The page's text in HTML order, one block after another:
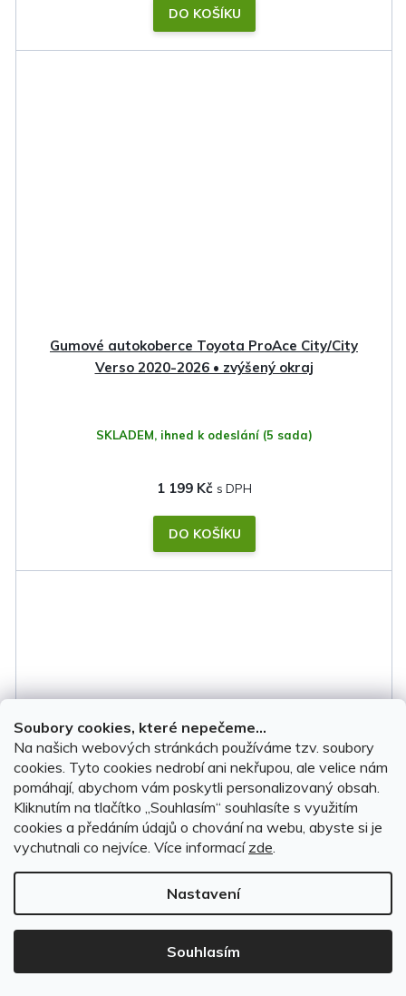
Soubory cookies, které nepečeme...
Na našich webových stránkách používáme tzv. soubory
cookies. Tyto cookies nedrobí ani nekřupou, ale velice nám
pomáhají, abychom vám poskytli personalizovaný obsah.
Kliknutím na tlačítko ,,Souhlasím“ souhlasíte s využitím
cookies a předáním údajů o chování na webu, abyste si je
vychutnali co nejvíce. Více informací zde.
Nastavení
Souhlasím
DO KOŠÍKU
Gumové autokoberce Toyota ProAce City/City
Verso 2020-2026 • zvýšený okraj
SKLADEM, ihned k odeslání (5 sada)
1 199 Kč
DO KOŠÍKU
poloha variabilního dna • zvýšený okraj
SKLADEM, ihned k odeslání